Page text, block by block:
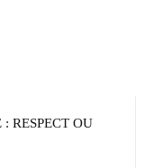
RESPECT OU